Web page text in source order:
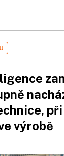
výrobě